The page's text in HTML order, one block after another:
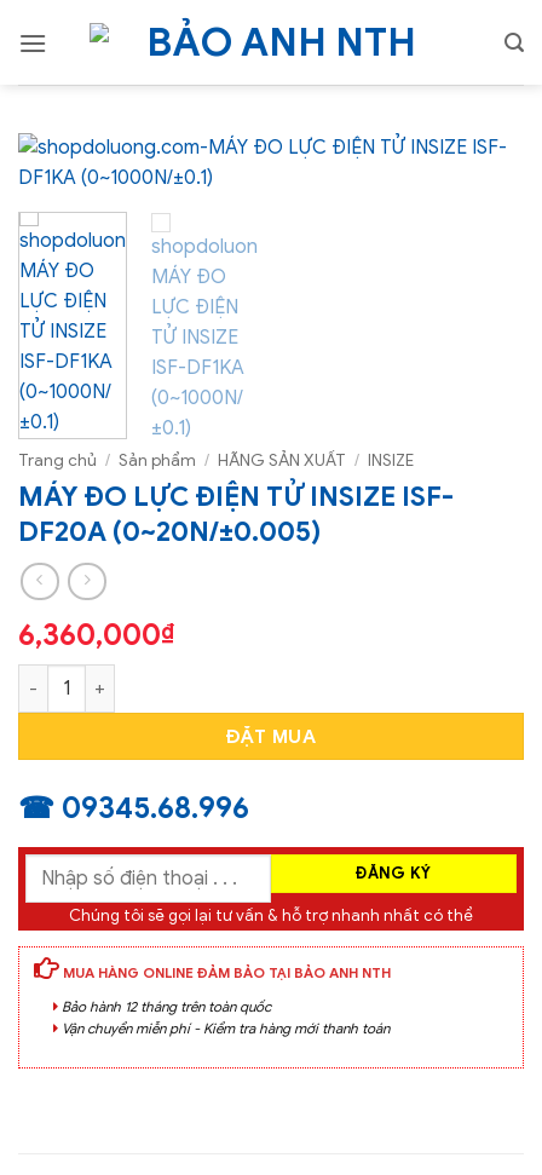
qua
Trang chủ / Sản phẩm / HÃNG SẢN XUẤT / INSIZE
MÁY ĐO LỰC ĐIỆN TỬ INSIZE ISF-
DF20A (0~20N/±0.005)
6,360,000₫
MÁY ĐO LỰC ĐIỆN TỬ INSIZE ISF-DF20A (0~20N/±0.005) số
ĐẶT MUA
☎ 09345.68.996
Chúng tôi sẽ gọi lại tư vấn & hỗ trợ nhanh nhất có thể
MUA HÀNG ONLINE ĐẢM BẢO TẠI BẢO ANH NTH
Bảo hành 12 tháng trên toàn quốc
Vận chuyển miễn phí - Kiểm tra hàng mới thanh toán